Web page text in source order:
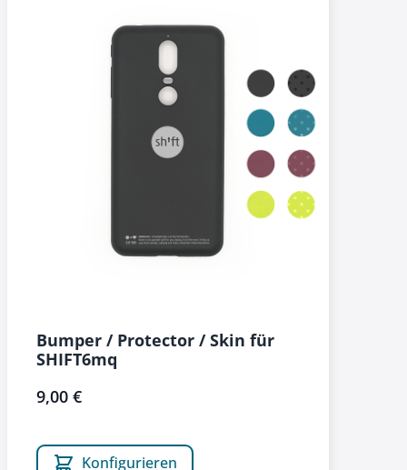
Bumper / Protector / Skin für
SHIFT6mq
9,00 €
Konfigurieren